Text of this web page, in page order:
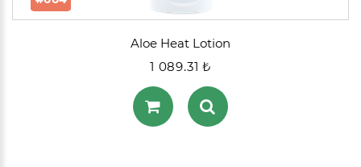
Aloe Heat Lotion
1 089.31 ₺